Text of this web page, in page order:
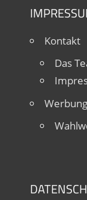
Kontakt
Das
Werbung